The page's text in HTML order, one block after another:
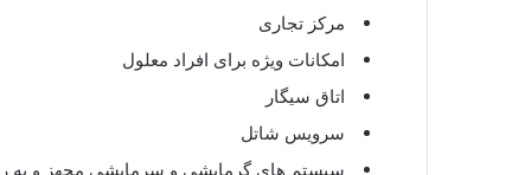
مرکز تجاری
امکانات ویژه برای افراد معلول
اتاق سیگار
سرویس شاتل
سیستم های گرمایشی و سرمایشی مجهز و به